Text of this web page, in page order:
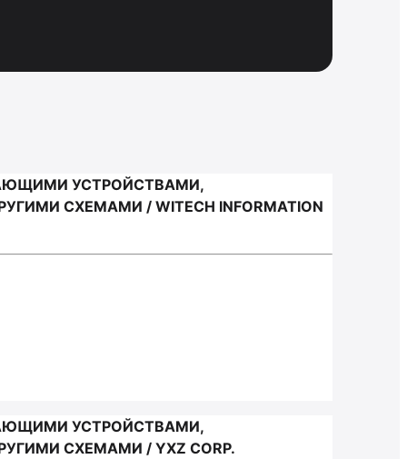
УСТРОЙСТВАМИ,
СХЕМАМИ / WITECH INFORMATION
УСТРОЙСТВАМИ,
СХЕМАМИ / YXZ CORP.